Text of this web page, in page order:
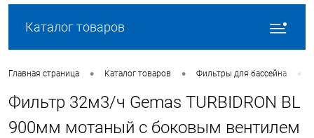
Каталог товаров
Главная страница • Каталог товаров • Фильтры для бассейна •
Фильтр 32м3/ч Gemas TURBIDRON BL
900мм мотаный с боковым вентилем